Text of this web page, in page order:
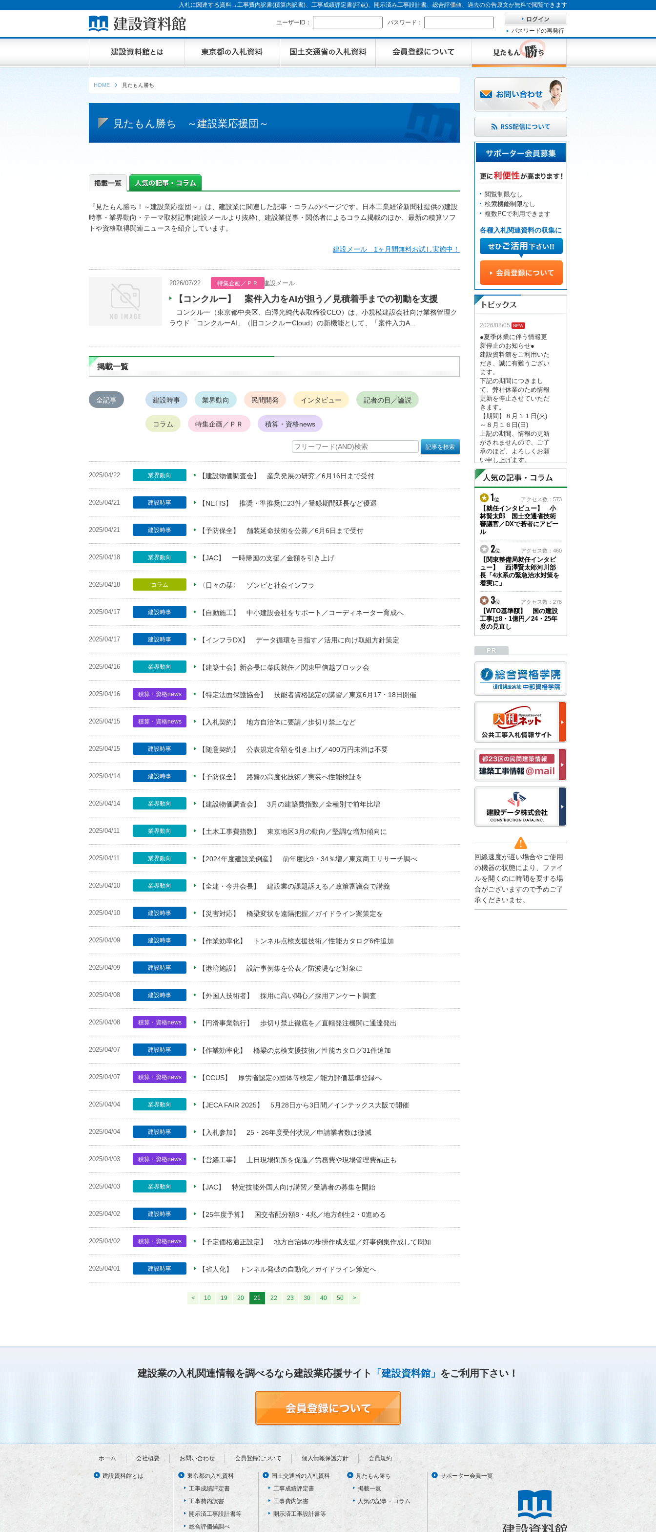
入札に関連する資料→工事費内訳書(積算内訳書)、工事成績評定書(評点)、開示済み工事設計書、総合評価値、過去の公告原文が無料で閲覧できます
ユーザーID：
パスワード：
パスワードの再発行
HOME 見たもん勝ち
見たもん勝ち ～建設業応援団～
『見たもん勝ち！～建設業応援団～』は、建設業に関連した記事・コラムのページです。日本工業経済新聞社提供の建設
時事・業界動向・テーマ取材記事(建設メールより抜粋)、建設業従事・関係者によるコラム掲載のほか、最新の積算ソフ
トや資格取得関連ニュースを紹介しています。
建設メール 1ヶ月間無料お試し実施中！
2026/07/22 特集企画／ＰＲ 建設メール
【コンクルー】 案件入力をAIが担う／見積着手までの初動を支援
コンクルー（東京都中央区、白澤光純代表取締役CEO）は、小規模建設会社向け業務管理ク
ラウド「コンクルーAI」（旧コンクルーCloud）の新機能として、「案件入力A...
掲載一覧
全記事 建設時事 業界動向 民間開発 インタビュー 記者の目／論説
コラム 特集企画／ＰＲ 積算・資格news
業界動向
2025/04/22 【建設物価調査会】 産業発展の研究／6月16日まで受付
建設時事
2025/04/21 【NETIS】 推奨・準推奨に23件／登録期間延長など優遇
建設時事
2025/04/21 【予防保全】 舗装延命技術を公募／6月6日まで受付
業界動向
2025/04/18 【JAC】 一時帰国の支援／金額を引き上げ
コラム
2025/04/18 〈日々の栞〉 ゾンビと社会インフラ
建設時事
2025/04/17 【自動施工】 中小建設会社をサポート／コーディネーター育成へ
建設時事
2025/04/17 【インフラDX】 データ循環を目指す／活用に向け取組方針策定
業界動向
2025/04/16 【建築士会】新会長に柴氏就任／関東甲信越ブロック会
積算・資格news
2025/04/16 【特定法面保護協会】 技能者資格認定の講習／東京6月17・18日開催
積算・資格news
2025/04/15 【入札契約】 地方自治体に要請／歩切り禁止など
建設時事
2025/04/15 【随意契約】 公表規定金額を引き上げ／400万円未満は不要
建設時事
2025/04/14 【予防保全】 路盤の高度化技術／実装へ性能検証を
業界動向
2025/04/14 【建設物価調査会】 3月の建築費指数／全種別で前年比増
業界動向
2025/04/11 【土木工事費指数】 東京地区3月の動向／堅調な増加傾向に
業界動向
2025/04/11 【2024年度建設業倒産】 前年度比9・34％増／東京商工リサーチ調べ
業界動向
2025/04/10 【全建・今井会長】 建設業の課題訴える／政策審議会で講義
建設時事
2025/04/10 【災害対応】 橋梁変状を遠隔把握／ガイドライン案策定を
建設時事
2025/04/09 【作業効率化】 トンネル点検支援技術／性能カタログ6件追加
建設時事
2025/04/09 【港湾施設】 設計事例集を公表／防波堤など対象に
建設時事
2025/04/08 【外国人技術者】 採用に高い関心／採用アンケート調査
積算・資格news
2025/04/08 【円滑事業執行】 歩切り禁止徹底を／直轄発注機関に通達発出
建設時事
2025/04/07 【作業効率化】 橋梁の点検支援技術／性能カタログ31件追加
積算・資格news
2025/04/07 【CCUS】 厚労省認定の団体等検定／能力評価基準登録へ
業界動向
2025/04/04 【JECA FAIR 2025】 5月28日から3日間／インテックス大阪で開催
建設時事
2025/04/04 【入札参加】 25・26年度受付状況／申請業者数は微減
積算・資格news
2025/04/03 【営繕工事】 土日現場閉所を促進／労務費や現場管理費補正も
業界動向
2025/04/03 【JAC】 特定技能外国人向け講習／受講者の募集を開始
建設時事
2025/04/02 【25年度予算】 国交省配分額8・4兆／地方創生2・0進める
積算・資格news
2025/04/02 【予定価格適正設定】 地方自治体の歩掛作成支援／好事例集作成して周知
建設時事
2025/04/01 【省人化】 トンネル発破の自動化／ガイドライン策定へ
< 10 19 20 21 22 23 30 40 50 >
閲覧制限なし
検索機能制限なし
複数PCで利用できます
各種入札関連資料の収集に
2026/08/05
●夏季休業に伴う情報更
新停止のお知らせ●
建設資料館をご利用いた
だき、誠に有難うござい
ます。
下記の期間につきまし
て、弊社休業のため情報
更新を停止させていただ
きます。
【期間】８月１１日(火)
～８月１６日(日)
上記の期間、情報の更新
がされませんので、ご了
承のほど、よろしくお願
い申し上げます。
なお、情報は８月１７日
(月)より登録されます。
2026/04/23
●ゴールデンウィークに
伴う情報更新停止のお知
らせ(05/02～05/10)●
ユーザー各位
建設資料館をご利用いた
だき、誠に有難うござい
ます。
下記の期間につきまし
て、弊社休業のため情報
更新を停止させていただ
きます。
【期間】５月２日(土)～
５月１０日(日)
上記の期間、情報の更新
がされませんので、ご了
い申し上げます。
から通常通り運営いたし
ます。
2025/12/22
●年末年始に伴う情報更
新停止のお知らせ●
建設資料館をご利用いた
だき、誠に有難うござい
ます。
下記の期間につきまし
て、弊社休業のため情報
更新を停止させていただ
きます。
【期間】１２月２７日
(土)～１月４日(日)
上記の期間、情報の更新
がされませんので、ご了
承のほど、よろしくお願
なお、情報は１月５日
(月)より登録されます。
2025/08/04
●夏季休業に伴う情報更
新停止のお知らせ●
建設資料館をご利用いた
だき、誠に有難うござい
1位 アクセス数：573
【就任インタビュー】 小
林賢太郎 国土交通省技術
審議官／DXで若者にアピー
ル
2位 アクセス数：460
【関東整備局就任インタビ
ュー】 西澤賢太郎河川部
長「4水系の緊急治水対策を
着実に」
3位 アクセス数：278
【WTO基準額】 国の建設
工事は8・1億円／24・25年
度の見直し
回線速度が遅い場合やご使用
の機器の状態により、ファイ
ルを開くのに時間を要する場
合がございますので予めご了
承くださいませ。
建設業の入札関連情報を調べるなら建設業応援サイト 「建設資料館」 をご利用下さい！
ホーム 会社概要 お問い合わせ 会員登録について 個人情報保護方針 会員規約
建設資料館とは
東京都の入札資料
工事成績評定書
工事費内訳書
開示済工事設計書等
総合評価値調べ
国土交通省の入札資料
工事成績評定書
工事費内訳書
開示済工事設計書等
見たもん勝ち
掲載一覧
人気の記事・コラム
サポーター会員一覧